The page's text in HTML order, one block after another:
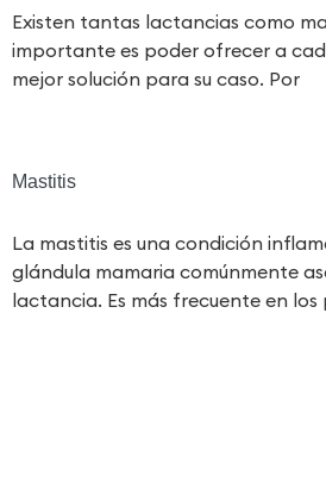
Existen tantas lactancias como
importante es poder ofrecer a
mejor solución para su caso. Por
Mastitis
La mastitis es una condición
glándula mamaria comúnmente
lactancia. Es más frecuente en los